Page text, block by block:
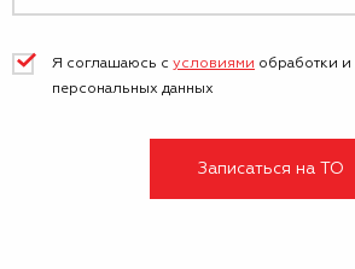
Я соглашаюсь с условиями обработки и
персональных данных
Записаться на ТО